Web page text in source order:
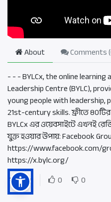
About Comments (
- - - BYLCx, the online
Leadership Centre (BYLC),
young people with leadership,
21st-century skills. ফ্রীতে
BYLCx এর ওয়েবসাইটে এখনই
যুক্ত হওয়ার উপায়: Facebook
https://www.facebook.com/
https://x.bylc.org/
Rating
0 0